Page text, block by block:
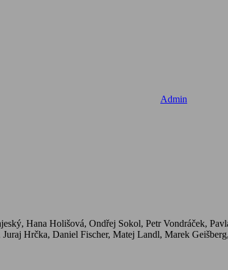
Admin
Hana Holišová, Ondřej Sokol, Petr Vondráček,
Hrčka, Daniel Fischer, Matej Landl, Marek